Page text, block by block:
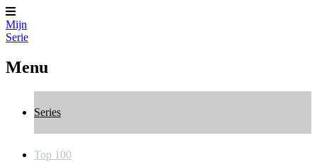
Mijn
Serie
Menu
Series
Top 100